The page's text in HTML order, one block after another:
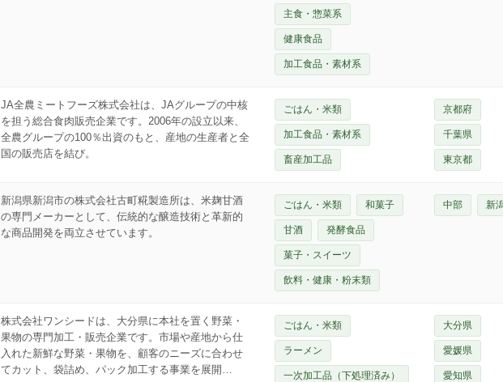
主食・惣菜系
健康食品
加工食品・素材系
JA全農ミートフーズ株式会社は、JAグループの中核
を担う総合食肉販売企業です。2006年の設立以来、
全農グループの100％出資のもと、産地の生産者と全
国の販売店を結び。
ごはん・米類
加工食品・素材系
畜産加工品
京都府
千葉県
東京都
新潟県新潟市の株式会社古町糀製造所は、米麹甘酒
の専門メーカーとして、伝統的な醸造技術と革新的
な商品開発を両立させています。
ごはん・米類 和菓子
甘酒 発酵食品
菓子・スイーツ
飲料・健康・粉末類
中部 新
株式会社ワンシードは、大分県に本社を置く野菜・
果物の専門加工・販売企業です。市場や産地から仕
入れた新鮮な野菜・果物を、顧客のニーズに合わせ
てカット、袋詰め、パック加工する事業を展開…
ごはん・米類
ラーメン
一次加工品（下処理済み）
大分県
愛媛県
愛知県